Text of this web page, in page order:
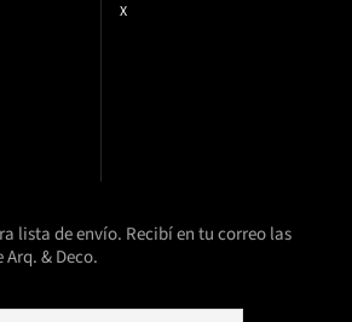
X
lista de envío. Recibí en tu correo las
& Deco.